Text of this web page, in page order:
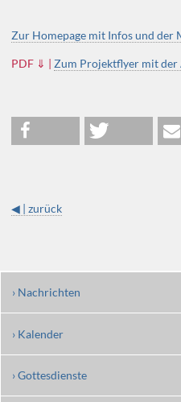
Zur Homepage mit Infos und der
PDF ⇓ | Zum Projektflyer mit der
◀ | zurück
› Nachrichten
› Kalender
› Gottesdienste